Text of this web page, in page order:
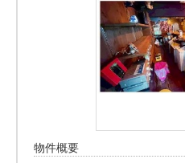
物件概要